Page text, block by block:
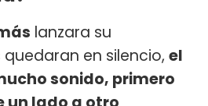
lanzara su
en silencio, el
sonido, primero